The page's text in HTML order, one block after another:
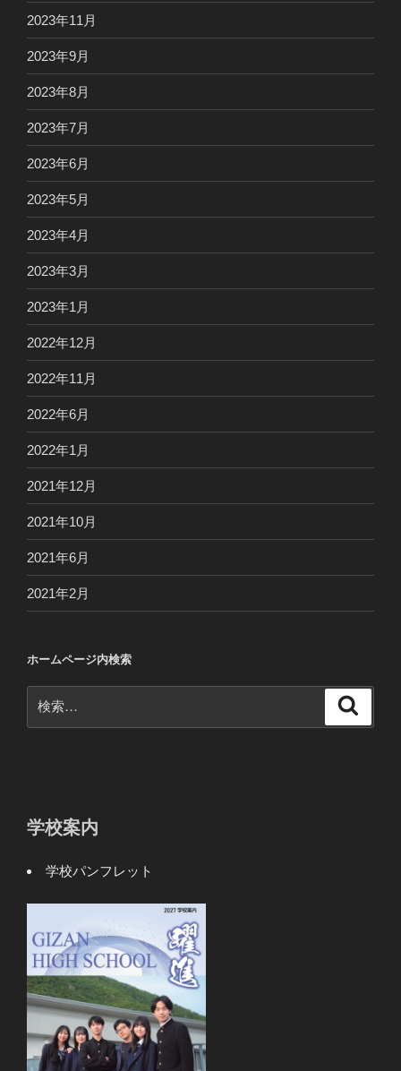
2023年11月
2023年9月
2023年8月
2023年7月
2023年6月
2023年5月
2023年4月
2023年3月
2023年1月
2022年12月
2022年11月
2022年6月
2022年1月
2021年12月
2021年10月
2021年6月
2021年2月
ホームページ内検索
索:
学校案内
学校パンフレット